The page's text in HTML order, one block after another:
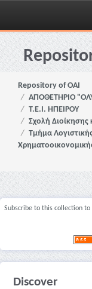
Skip
navigation
Repository of OAI
ΑΠΟΘΕΤΗΡΙΟ
Τ.Ε.Ι. ΗΠΕΙΡΟΥ
Σχολή Διοίκησης
Τμήμα
Subscribe to this collection
Discover